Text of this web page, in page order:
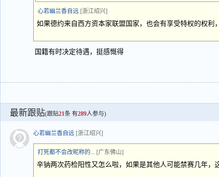
心若幽兰香自远 [浙江绍兴]
如果德约来自西方资本家联盟国家，也会有享受特权的权利
国籍有时决定待遇，挺感慨得
最新跟贴(跟贴21条 有289人参与)
心若幽兰香自远 [浙江绍兴]
打死都不会改昵称的... [广东佛山]
辛钠两次药检阳性又怎么啦，如果是其他人可能禁赛几年，